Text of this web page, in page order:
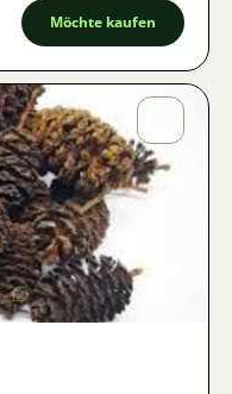
Möchte kaufen